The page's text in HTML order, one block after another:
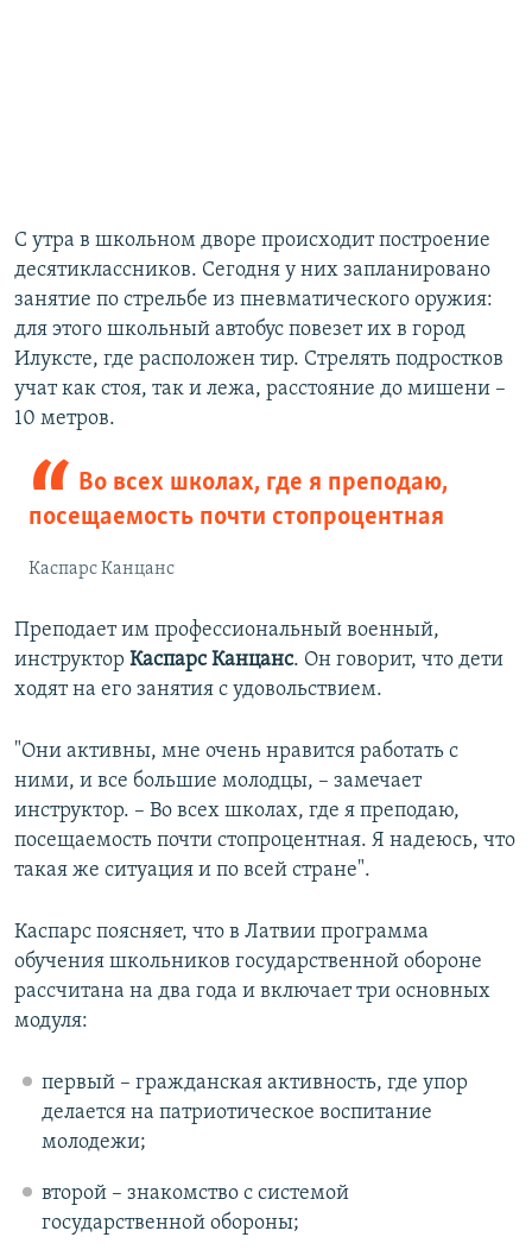
С утра в школьном дворе происходит построение
десятиклассников. Сегодня у них запланировано
занятие по стрельбе из пневматического оружия:
для этого школьный автобус повезет их в город
Илуксте, где расположен тир. Стрелять подростков
учат как стоя, так и лежа, расстояние до мишени –
10 метров.
Во всех школах, где я преподаю,
посещаемость почти стопроцентная
Каспарс Канцанс
Преподает им профессиональный военный,
инструктор Каспарс Канцанс. Он говорит, что дети
ходят на его занятия с удовольствием.
"Они активны, мне очень нравится работать с
ними, и все большие молодцы, – замечает
инструктор. – Во всех школах, где я преподаю,
посещаемость почти стопроцентная. Я надеюсь, что
такая же ситуация и по всей стране".
Каспарс поясняет, что в Латвии программа
обучения школьников государственной обороне
рассчитана на два года и включает три основных
модуля:
первый – гражданская активность, где упор
делается на патриотическое воспитание
молодежи;
второй – знакомство с системой
государственной обороны;